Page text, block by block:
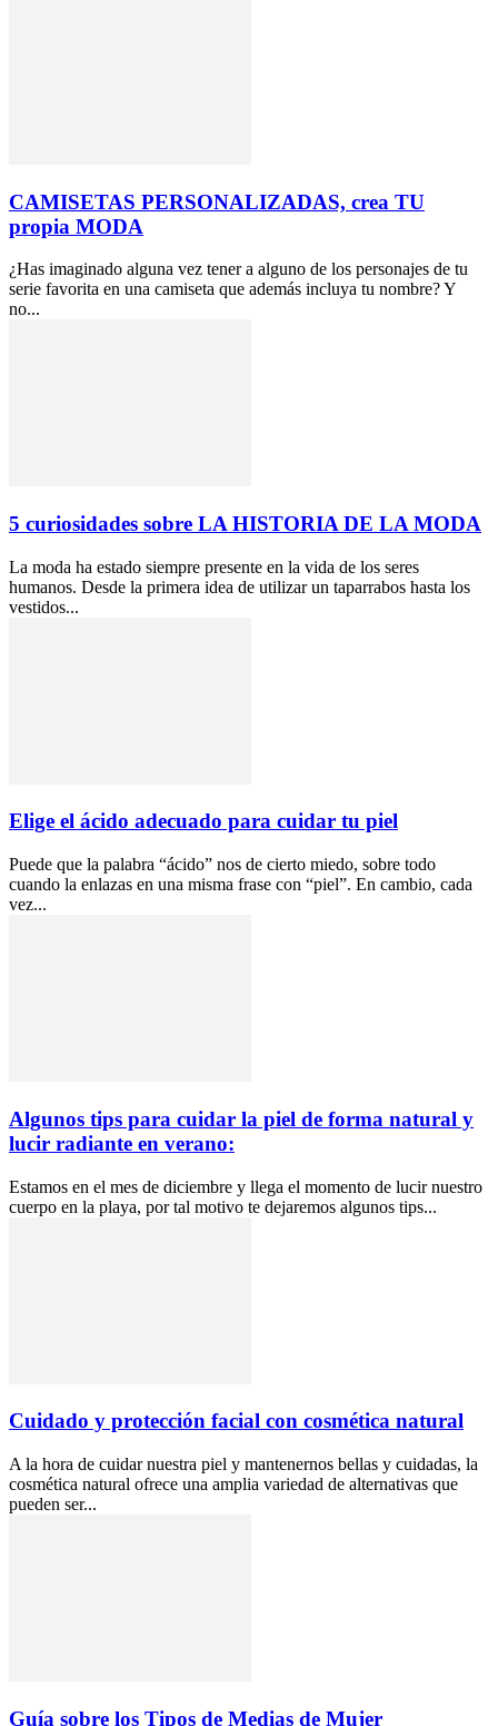
CAMISETAS PERSONALIZADAS, crea TU
propia MODA
¿Has imaginado alguna vez tener a alguno de los personajes de tu
serie favorita en una camiseta que además incluya tu nombre? Y
no...
5 curiosidades sobre LA HISTORIA DE LA MODA
La moda ha estado siempre presente en la vida de los seres
humanos. Desde la primera idea de utilizar un taparrabos hasta los
vestidos...
Elige el ácido adecuado para cuidar tu piel
Puede que la palabra “ácido” nos de cierto miedo, sobre todo
cuando la enlazas en una misma frase con “piel”. En cambio, cada
vez...
Algunos tips para cuidar la piel de forma natural y
lucir radiante en verano:
Estamos en el mes de diciembre y llega el momento de lucir nuestro
cuerpo en la playa, por tal motivo te dejaremos algunos tips...
Cuidado y protección facial con cosmética natural
A la hora de cuidar nuestra piel y mantenernos bellas y cuidadas, la
cosmética natural ofrece una amplia variedad de alternativas que
pueden ser...
Guía sobre los Tipos de Medias de Mujer